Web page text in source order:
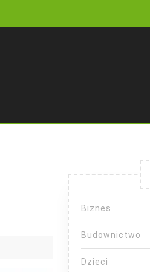
Biznes
Budownictwo
Dzieci